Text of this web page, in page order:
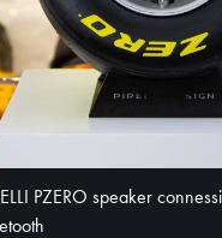
PZERO speaker